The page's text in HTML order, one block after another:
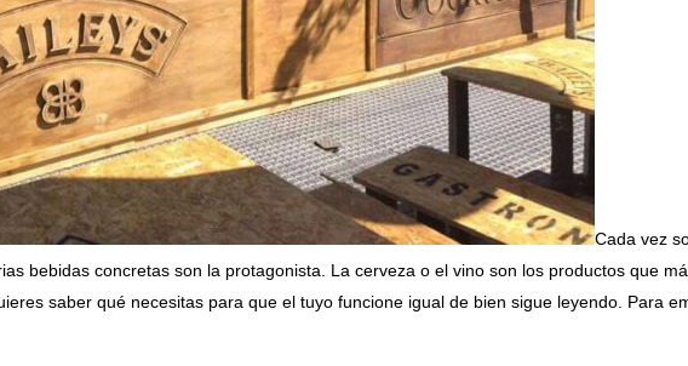
Cada vez
bebidas concretas son la protagonista. La cerveza o el vino son los productos que
saber qué necesitas para que el tuyo funcione igual de bien sigue leyendo. Para